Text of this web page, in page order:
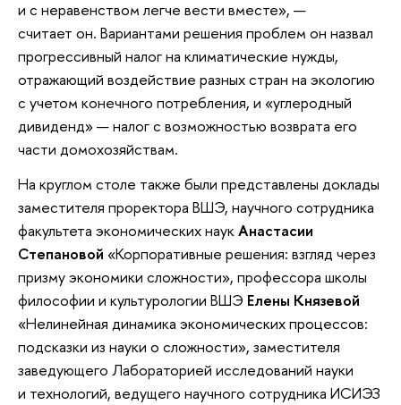
и с неравенством легче вести вместе», —
считает он. Вариантами решения проблем он назвал
прогрессивный налог на климатические нужды,
отражающий воздействие разных стран на экологию
с учетом конечного потребления, и «углеродный
дивиденд» — налог с возможностью возврата его
части домохозяйствам.
На круглом столе также были представлены доклады
заместителя проректора ВШЭ, научного сотрудника
факультета экономических наукАнастасии
Степановой «Корпоративные решения: взгляд через
призму экономики сложности», профессора школы
философии и культурологии ВШЭ Елены Князевой
«Нелинейная динамика экономических процессов:
подсказки из науки о сложности», заместителя
заведующего Лабораторией исследований науки
и технологий, ведущего научного сотрудника ИСИЭЗ